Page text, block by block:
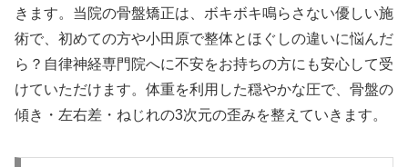
きます。当院の骨盤矯正は、ボキボキ鳴らさない優しい施
術で、初めての方や小田原で整体とほぐしの違いに悩んだ
ら？自律神経専門院へに不安をお持ちの方にも安心して受
けていただけます。体重を利用した穏やかな圧で、骨盤の
傾き・左右差・ねじれの3次元の歪みを整えていきます。